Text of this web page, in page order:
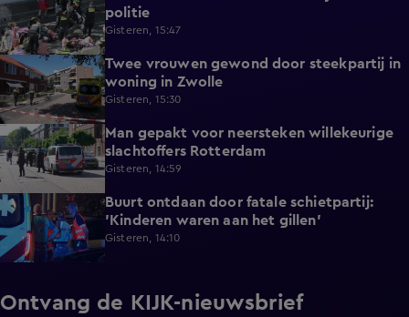
politie
Gisteren, 15:47
0:45
Twee vrouwen gewond door steekpartij in
woning in Zwolle
Gisteren, 15:30
0:27
Man gepakt voor neersteken willekeurige
slachtoffers Rotterdam
Gisteren, 14:59
0:59
Buurt ontdaan door fatale schietpartij:
'Kinderen waren aan het gillen'
Gisteren, 14:10
Ontvang de KIJK-nieuwsbrief